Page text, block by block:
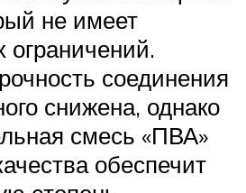
не имеет
соединения
снижена, однако
смесь «ПВА»
обеспечит